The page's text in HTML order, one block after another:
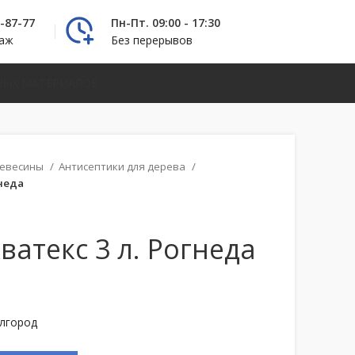
87-77
Пн-Пт. 09:00 - 17:30
Без перерывов
Антисептики для дерева
3 л. Рогнеда